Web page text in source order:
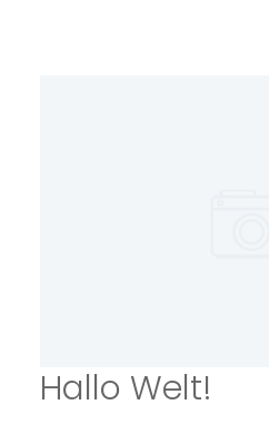
Hallo Welt!